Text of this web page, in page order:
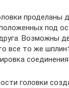
проделаны
под
Возможны
все то же
соединения.
головки